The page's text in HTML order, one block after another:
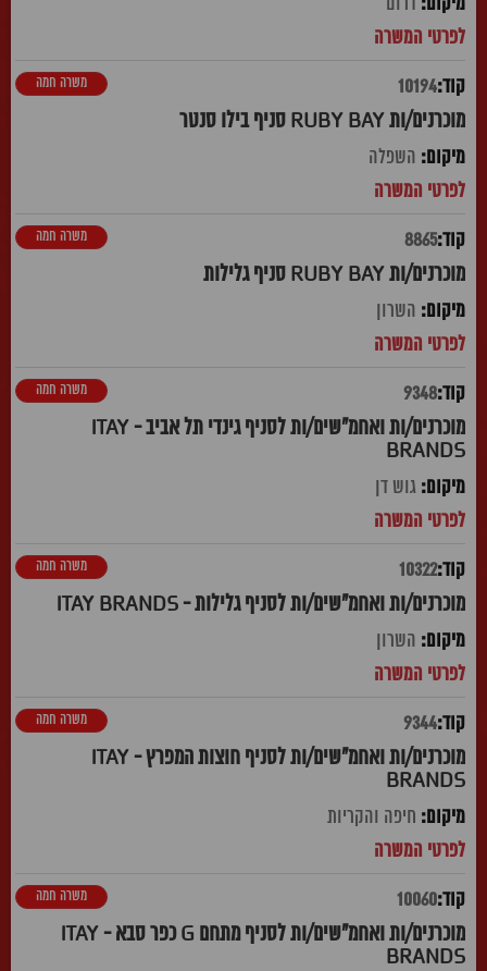
10194
מוכרנים/ות RUBY BAY סניף בילו סנטר
משרה חמה
השפלה
8865
מוכרנים/ות RUBY BAY סניף גלילות
משרה חמה
השרון
9348
מוכרנים/ות ואחמ"שים/ות לסניף גינדי תל אביב - ITAY
BRANDS
משרה חמה
גוש דן
10322
מוכרנים/ות ואחמ"שים/ות לסניף גלילות - ITAY BRANDS
משרה חמה
השרון
9344
מוכרנים/ות ואחמ"שים/ות לסניף חוצות המפרץ - ITAY
BRANDS
משרה חמה
חיפה והקריות
10060
מוכרנים/ות ואחמ"שים/ות לסניף מתחם G כפר סבא - ITAY
BRANDS
משרה חמה